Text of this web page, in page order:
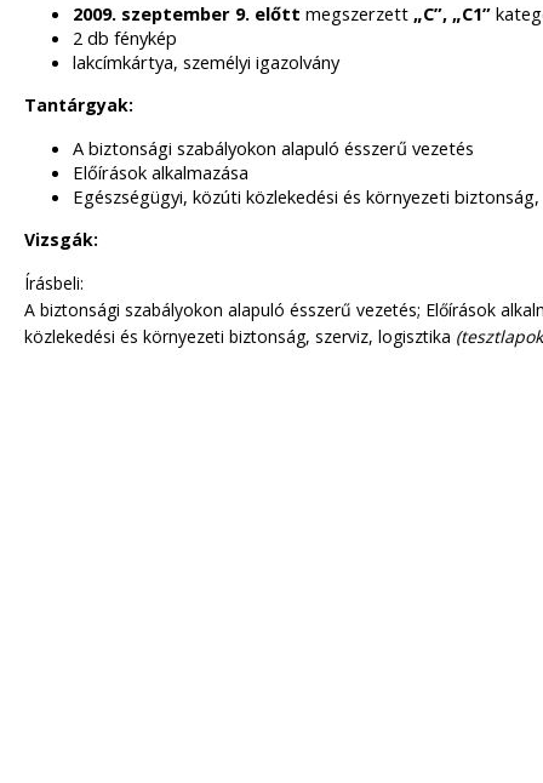
2009. szeptember 9. előtt megszerzett „C”, „C1”
2 db fénykép
lakcímkártya, személyi
Tantárgyak:
A biztonsági szabályokon alapuló ésszerű vezetés
Előírások alkalmazása
Egészségügyi, közúti közlekedési és környezeti
Vizsgák:
Írásbeli:
A biztonsági szabályokon alapuló ésszerű vezetés; Előírások
közlekedési és környezeti biztonság, szerviz, logisztika